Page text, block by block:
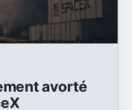
avorté